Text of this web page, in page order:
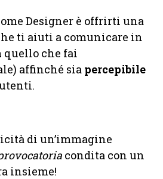
Designer è offrirti una
ti aiuti a comunicare in
quello che fai
affinché sia percepibile
di un’immagine
condita con un
insieme!